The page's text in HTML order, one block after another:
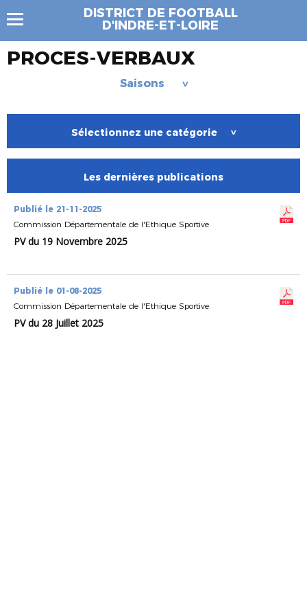
DISTRICT DE FOOTBALL
D'INDRE-ET-LOIRE
PROCES-VERBAUX
Saisons >
Sélectionnez une catégorie >
Les dernières publications
Publié le 21-11-2025
Commission Départementale de l'Ethique Sportive
PV du 19 Novembre 2025
Publié le 01-08-2025
Commission Départementale de l'Ethique Sportive
PV du 28 Juillet 2025